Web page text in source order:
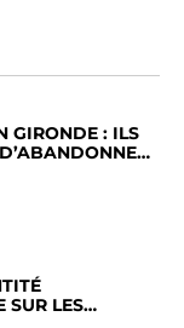
GIRONDE : ILS
SUR LES